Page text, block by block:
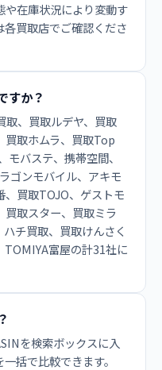
や在庫状況により変動す
買取店でご確認くださ
すか？
取、買取ルデヤ、買取
取ホムラ、買取Top
バステ、携帯空間、
ゴンモバイル、アキモ
、買取TOJO、ゲストモ
買取スター、買取ミラ
チ買取、買取けんさく
富屋の計31社に
を検索ボックスに入
括で比較できます。